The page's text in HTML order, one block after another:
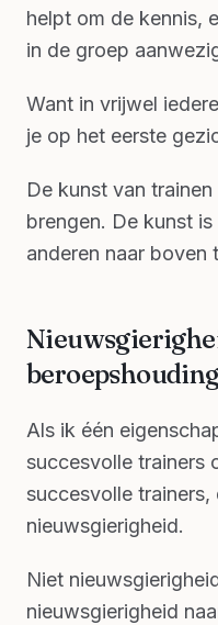
helpt om de kennis,
in de groep
Want in vrijwel
je op het eerste
De kunst van
brengen. De kunst
anderen naar boven
Als ik één
succesvolle trainers
succesvolle trainers,
nieuwsgierigheid.
Niet
nieuwsgierigheid